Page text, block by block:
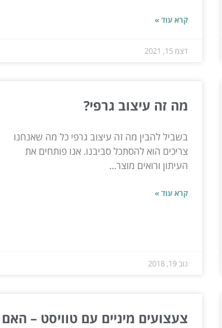
קרא עוד »
דצמ 15, 2021
מה זה עיצוב גרפי?
בשביל להבין מה זה עיצוב גרפי כל מה שאנחנו
צריכים הוא להסתכל סביבנו. אנו פותחים את
העיתון ורואים מוצר...
קרא עוד »
נוב 19, 2018
צעצועים מיניים עם טוויסט – האם